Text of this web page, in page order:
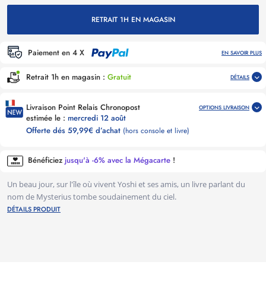
RETRAIT 1H EN MAGASIN
Paiement en 4 X EN SAVOIR PLUS
Retrait 1h en magasin : Gratuit DÉTAILS
Livraison Point Relais Chronopost
estimée le : mercredi 12 août
Offerte dés 59,99€ d’achat (hors console et livre)
OPTIONS LIVRAISON
Bénéficiez jusqu'à -6% avec la Mégacarte !
Un beau jour, sur l'île où vivent Yoshi et ses amis, un livre parlant du
nom de Mysterius tombe soudainement du ciel.
DÉTAILS PRODUIT